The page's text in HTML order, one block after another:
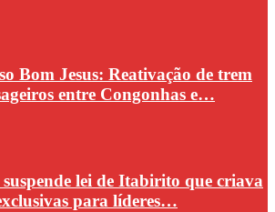
Bom Jesus: Reativação de trem
entre Congonhas e…
lei de Itabirito que criava
para líderes…